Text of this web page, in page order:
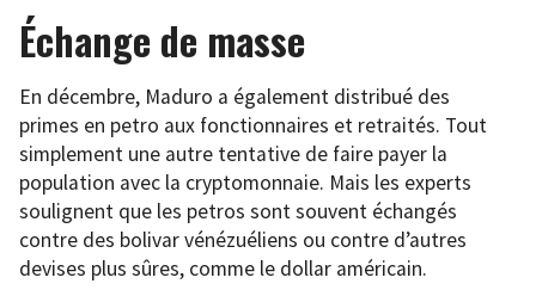
Échange de masse
En décembre, Maduro a également distribué des
primes en petro aux fonctionnaires et retraités. Tout
simplement une autre tentative de faire payer la
population avec la cryptomonnaie. Mais les experts
soulignent que les petros sont souvent échangés
contre des bolivar vénézuéliens ou contre d’autres
devises plus sûres, comme le dollar américain.